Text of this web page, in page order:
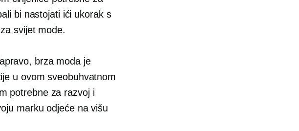
bi nastojati ići ukorak s
svijet mode.
brza moda je
u ovom sveobuhvatnom
potrebne za razvoj i
marku odjeće na višu